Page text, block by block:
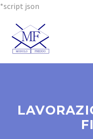
*script json